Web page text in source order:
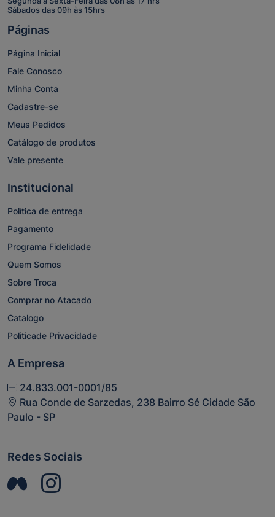
Sábados das 09h às 15hrs
Páginas
Página Inicial
Fale Conosco
Minha Conta
Cadastre-se
Meus Pedidos
Catálogo de produtos
Vale presente
Institucional
Política de entrega
Pagamento
Programa Fidelidade
Quem Somos
Sobre Troca
Comprar no Atacado
Catalogo
Politicade Privacidade
A Empresa
24.833.001-0001/85
Rua Conde de Sarzedas, 238 Bairro Sé Cidade São
Paulo - SP
Redes Sociais